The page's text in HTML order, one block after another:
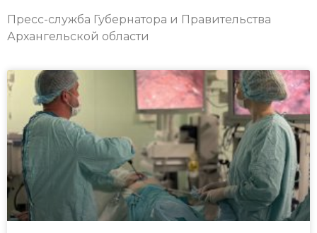
Пресс-служба Губернатора и Правительства
Архангельской области